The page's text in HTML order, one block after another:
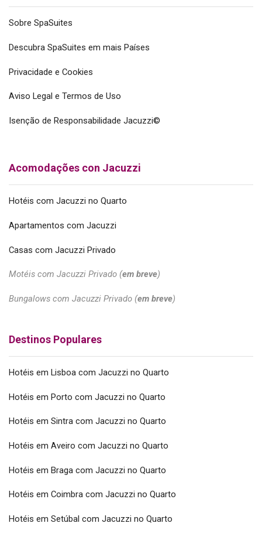
Sobre SpaSuites
Descubra SpaSuites em mais Países
Privacidade e Cookies
Aviso Legal e Termos de Uso
Isenção de Responsabilidade Jacuzzi©
Acomodações con Jacuzzi
Hotéis com Jacuzzi no Quarto
Apartamentos com Jacuzzi
Casas com Jacuzzi Privado
Motéis com Jacuzzi Privado (em breve)
Bungalows com Jacuzzi Privado (em breve)
Destinos Populares
Hotéis em Lisboa com Jacuzzi no Quarto
Hotéis em Porto com Jacuzzi no Quarto
Hotéis em Sintra com Jacuzzi no Quarto
Hotéis em Aveiro com Jacuzzi no Quarto
Hotéis em Braga com Jacuzzi no Quarto
Hotéis em Coimbra com Jacuzzi no Quarto
Hotéis em Setúbal com Jacuzzi no Quarto